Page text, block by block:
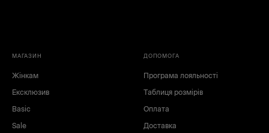
МАГАЗИН
Жінкам
Ексклюзив
Basic
Sale
ДОПОМОГА
Програма лояльності
Таблиця розмірів
Оплата
Доставка